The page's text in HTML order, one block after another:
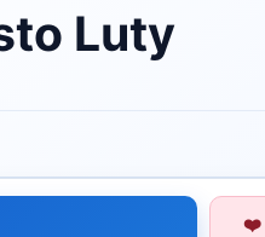
Luty
❤️